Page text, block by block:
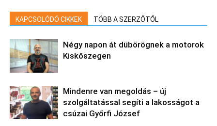
KAPCSOLÓDÓ CIKKEK TÖBB A SZERZŐTŐL
Négy napon át dübörögnek a motorok
Kiskőszegen
Mindenre van megoldás – új
szolgáltatással segíti a lakosságot a
csúzai Győrfi József